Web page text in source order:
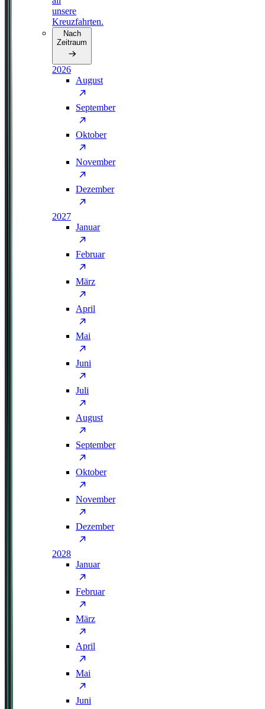
unsere
Kreuzfahrten.
Nach
Zeitraum
2026
August
September
Oktober
November
Dezember
2027
Januar
Februar
März
April
Mai
Juni
Juli
August
September
Oktober
November
Dezember
2028
Januar
Februar
März
April
Mai
Juni